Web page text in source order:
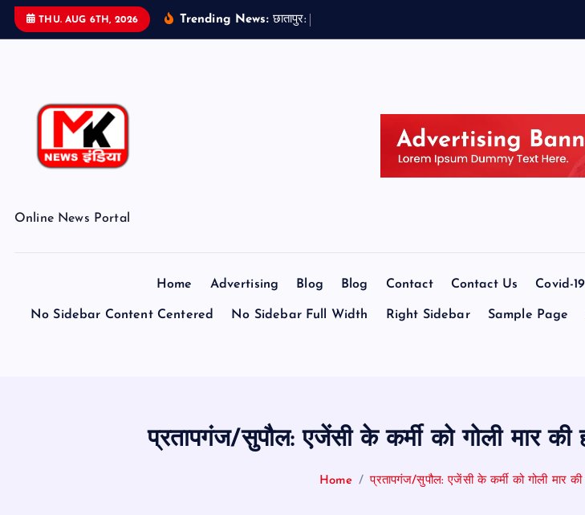
THU. AUG 6TH, 2026 Trending News: छतपर:
Online News Portal
Home Advertising Blog Blog Contact Contact Us Covid-19
No Sidebar Content Centered No Sidebar Full Width Right Sidebar Sample Page
प्रतापगंज/सुपौल: एजेंसी के कर्मी को गोली मार की
Home प्रतापगंज/सुपौल: एजेंसी के कर्मी को गोली मार की